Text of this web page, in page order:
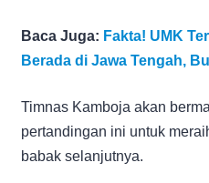
Baca Juga: Fakta! UMK
Berada di Jawa Tengah,
Timnas Kamboja akan
pertandingan ini untuk
babak selanjutnya.